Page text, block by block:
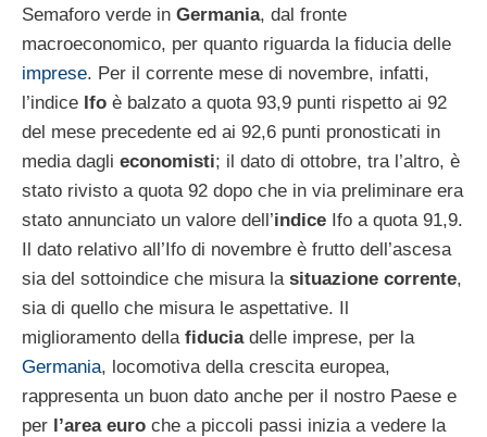
Semaforo verde in Germania, dal fronte
macroeconomico, per quanto riguarda la fiducia delle
imprese. Per il corrente mese di novembre, infatti,
l’indice Ifo è balzato a quota 93,9 punti rispetto ai 92
del mese precedente ed ai 92,6 punti pronosticati in
media dagli economisti; il dato di ottobre, tra l’altro, è
stato rivisto a quota 92 dopo che in via preliminare era
stato annunciato un valore dell’indice Ifo a quota 91,9.
Il dato relativo all’Ifo di novembre è frutto dell’ascesa
sia del sottoindice che misura la situazione corrente,
sia di quello che misura le aspettative. Il
miglioramento della fiduciadelle imprese, per la
Germania, locomotiva della crescita europea,
rappresenta un buon dato anche per il nostro Paese e
per l’area euro che a piccoli passi inizia a vedere la